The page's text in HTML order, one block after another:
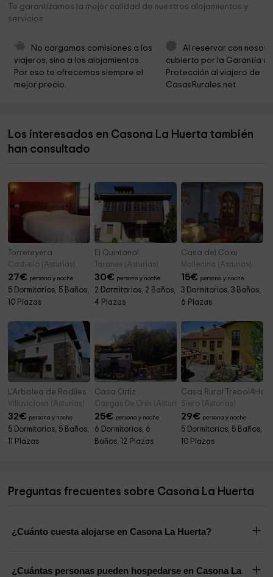
Municipio de Carreño
Cabo Peñas
Aula del Neolitico
Cementerio de Carrió 9,6 km
Museo de la Historia Urbana de Avilés 10,4 km
Te garantizamos la mejor calidad de nuestros alojamientos y
servicios
No cargamos comisiones a los
viajeros, sino a los alojamientos.
Por eso te ofrecemos siempre el
mejor precio.
Al reservar con
cubierto por la Garantía
Protección al viajero de
CasasRurales.net
Los interesados en Casona La Huerta también
han consultado
Torreteyera
Castiello (Asturias)
27€ persona y noche
5 Dormitorios, 5 Baños,
10 Plazas
El Quintanal
Taranes (Asturias)
30€ persona y noche
2 Dormitorios, 2 Baños,
4 Plazas
Casa del Coxu
Mallecina (Asturias)
15€ persona y noche
3 Dormitorios, 3 Baños,
6 Plazas
L'Arbolea de Rodiles
Villaviciosa (Asturias)
32€ persona y noche
5 Dormitorios, 5 Baños,
11 Plazas
Casa Ortiz
Cangas De Onis (Asturias)
25€ persona y noche
6 Dormitorios, 6
Baños, 12 Plazas
Casa Rural
Siero (Asturias)
29€ persona y noche
5 Dormitorios, 5 Baños,
10 Plazas
Preguntas frecuentes sobre Casona La Huerta
¿Cuánto cuesta alojarse en Casona La Huerta?
¿Cuántas personas pueden hospedarse en Casona La